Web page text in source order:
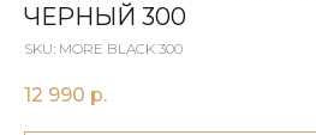
ЧЕРНЫЙ 300
SKU: MORE BLACK 300
12 990 р.